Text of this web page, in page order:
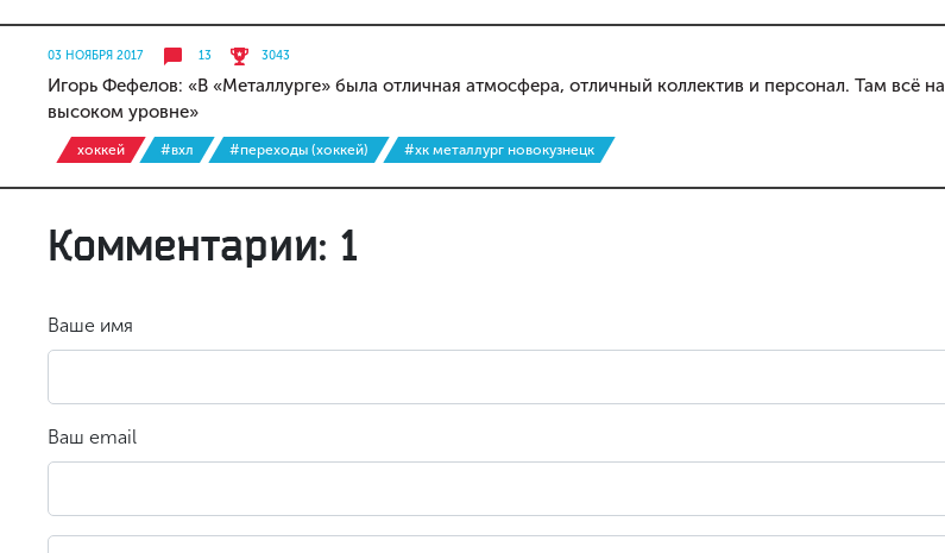
03 НОЯБРЯ 2017 13 3043
Игорь Фефелов: «В «Металлурге» была отличная атмосфера, отличный коллектив и персонал. Там всё на
высоком уровне»
хоккей #вхл #переходы (хоккей) #хк металлург новокузнецк
Комментарии: 1
Ваше имя
Ваш email